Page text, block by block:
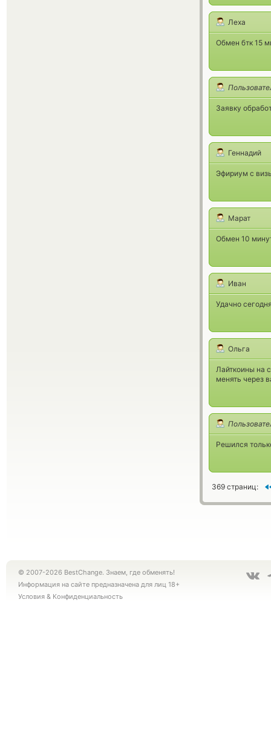
Леха
Обмен бтк 15
Заявку
Геннадий
Эфириум с
Марат
Обмен 10
Иван
Удачно
Ольга
Лайткоины на
менять через
Решился
369 страниц:
© 2007-2026 BestChange. Знаем, где обменять!
Информация на сайте предназначена для лиц 18+
Условия & Конфиденциальность